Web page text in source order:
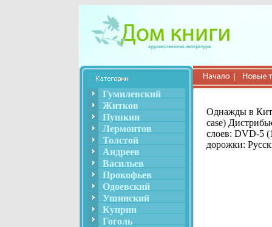
Гумилевский
Житков
Пушкин
Лермонтов
Толстой
Андреев
Васильев
Прокофьев
Одоевский
Ушинский
Куприн
Гоголь
Однажды в
case)
слоев: DVD-5
дорожки: